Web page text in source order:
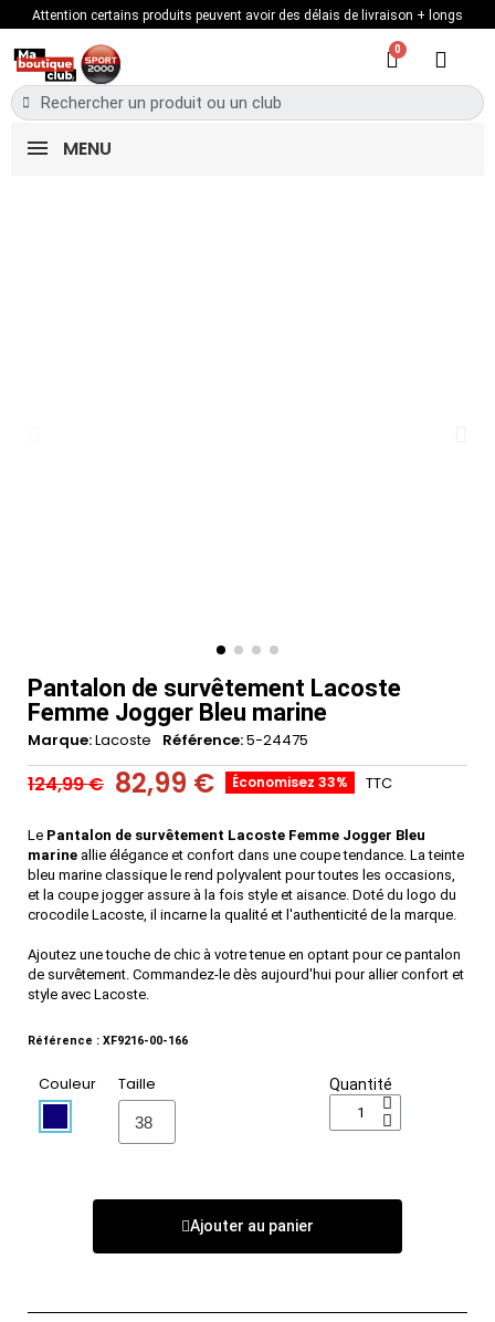
Attention certains produits peuvent avoir des délais de livraison + longs
MENU
Pantalon de survêtement Lacoste
Femme Jogger Bleu marine
Marque Lacoste Référence 5-24475
124,99 € 82,99 € Économisez 33% TTC
Le Pantalon de survêtement Lacoste Femme Jogger Bleu
marine allie élégance et confort dans une coupe tendance. La teinte
bleu marine classique le rend polyvalent pour toutes les occasions,
et la coupe jogger assure à la fois style et aisance. Doté du logo du
crocodile Lacoste, il incarne la qualité et l'authenticité de la marque.
Ajoutez une touche de chic à votre tenue en optant pour ce pantalon
de survêtement. Commandez-le dès aujourd'hui pour allier confort et
style avec Lacoste.
Référence : XF9216-00-166
Couleur Taille Quantité
Ajouter au panier